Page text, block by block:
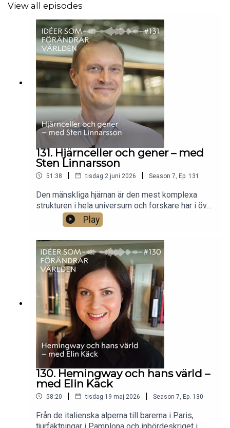
View all episodes
131. Hjärnceller och gener – med
Sten Linnarsson
51:38 | tisdag 2 juni 2026 | Season 7 Ep. 131
Den mänskliga hjärnan är den mest komplexa
strukturen i hela universum och forskare har i över
hundra år försökt förstå hur den fungerar.
Samtidigt bildas det hela tiden nya hjärnor, på bara
Linnarsson har tillsammans med en internationell
forskargrupp kartlagt hjärnans tidiga genetiska
utveckling – och här om hur hjärnan bildas, hur
man forskar om det och vad vi kan använda
kunskapen till.Foto: Ulf Sirborn.
Play
130. Hemingway och hans värld –
med Elin Käck
58:20 | tisdag 19 maj 2026 | Season 7, Ep. 130
Från de italienska alperna till barerna i Paris,